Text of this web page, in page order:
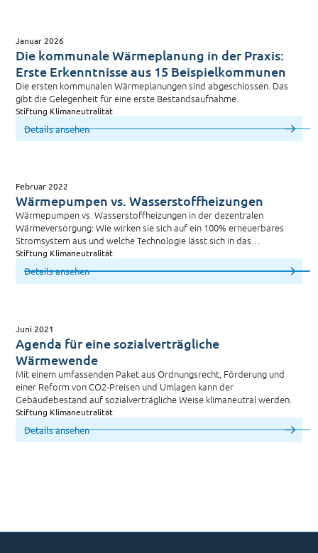
Januar 2026
Die kommunale Wärmeplanung in der Praxis:
Erste Erkenntnisse aus 15 Beispielkommunen
Die ersten kommunalen Wärmeplanungen sind abgeschlossen. Das
gibt die Gelegenheit für eine erste Bestandsaufnahme.
Stiftung Klimaneutralität
Details ansehen
Februar 2022
Wärmepumpen vs. Wasserstoffheizungen
Wärmepumpen vs. Wasserstoffheizungen in der dezentralen
Wärmeversorgung: Wie wirken sie sich auf ein 100% erneuerbares
Stromsystem aus und welche Technologie lässt sich in das
Stromsystem besser integrieren?
Stiftung Klimaneutralität
Details ansehen
Juni 2021
Agenda für eine sozialverträgliche
Wärmewende
Mit einem umfassenden Paket aus Ordnungsrecht, Förderung und
einer Reform von CO2-Preisen und Umlagen kann der
Gebäudebestand auf sozialverträgliche Weise klimaneutral werden.
Stiftung Klimaneutralität
Details ansehen